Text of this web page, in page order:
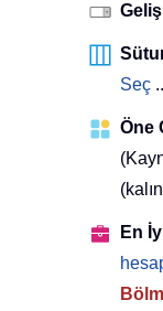
Seç
Öne
En